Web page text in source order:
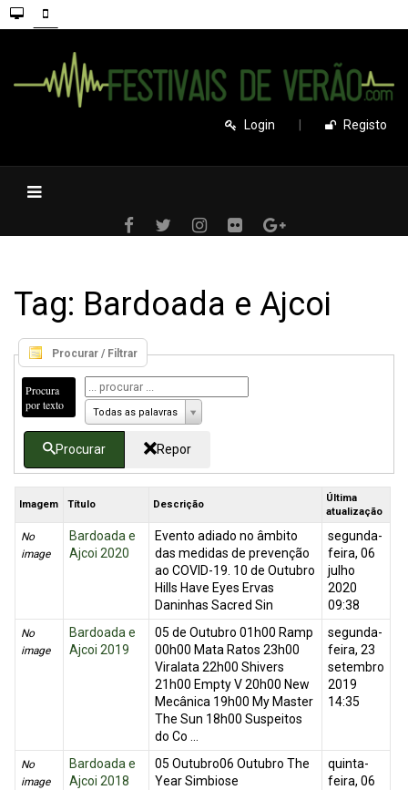
Login Registo
Tag: Bardoada e Ajcoi
Procurar / Filtrar
Procura
por texto
Todas as palavras
Procurar Repor
Imagem Título Descrição
Última
atualização
No
image
Bardoada e
Ajcoi 2020
Evento adiado no âmbito
das medidas de prevenção
ao COVID-19. 10 de Outubro
Hills Have Eyes Ervas
Daninhas Sacred Sin
segunda-
feira, 06
julho
2020
09:38
No
image
Bardoada e
Ajcoi 2019
05 de Outubro 01h00 Ramp
00h00 Mata Ratos 23h00
Viralata 22h00 Shivers
21h00 Empty V 20h00 New
Mecânica 19h00 My Master
The Sun 18h00 Suspeitos
do Co ...
segunda-
feira, 23
setembro
2019
14:35
No
image
Bardoada e
Ajcoi 2018
05 Outubro06 Outubro The
Year Simbiose
quinta-
feira, 06